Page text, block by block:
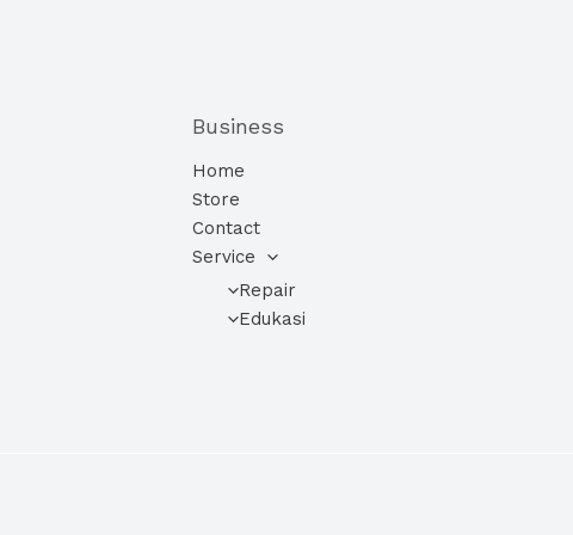
Business
Home
Store
Contact
Service
Repair
Edukasi